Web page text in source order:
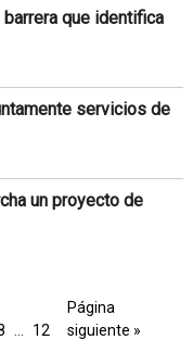
que identifica
servicios de
un proyecto de
12
Página
siguiente »